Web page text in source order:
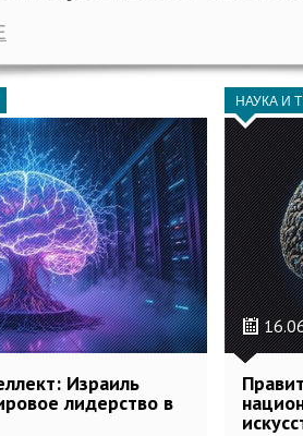
Израиль
лидерство в
НАУКА И